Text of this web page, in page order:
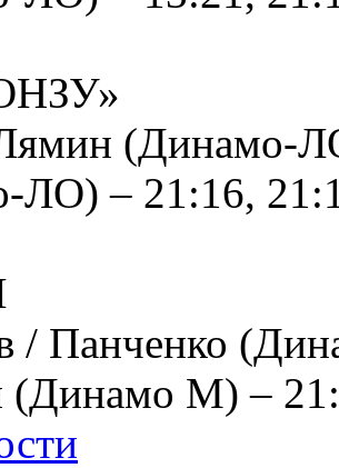
(Динамо-
ЛО) – 21:16,
/ Панченко
(Динамо М) –